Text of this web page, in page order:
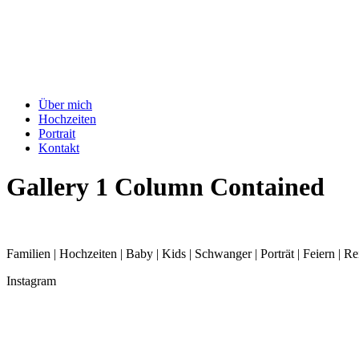
Über mich
Hochzeiten
Portrait
Kontakt
Gallery 1 Column Contained
Familien | Hochzeiten | Baby | Kids | Schwanger | Porträt | Feiern |
Instagram